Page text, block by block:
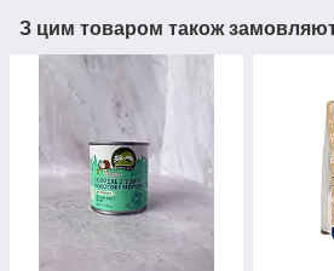
З цим товаром також